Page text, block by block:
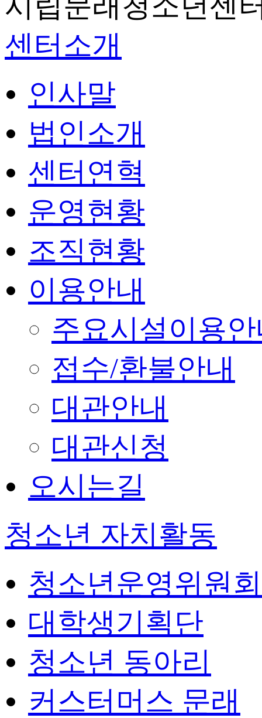
센터소개
인사말
법인소개
센터연혁
운영현황
조직현황
이용안내
주요시설이용
접수/환불안내
대관안내
대관신청
오시는길
청소년 자치활동
청소년운영위원회
대학생기획단
청소년 동아리
커스터머스 문래